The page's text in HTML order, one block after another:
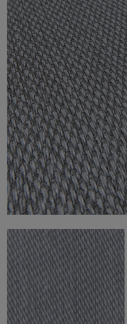
Välj land